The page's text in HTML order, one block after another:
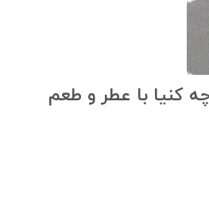
کنیا با عطر و طعم